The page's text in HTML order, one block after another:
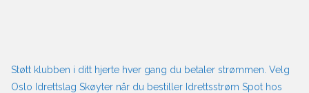
Støtt klubben i ditt hjerte hver gang du betaler strømmen. Velg
Oslo Idrettslag Skøyter når du bestiller Idrettsstrøm Spot hos